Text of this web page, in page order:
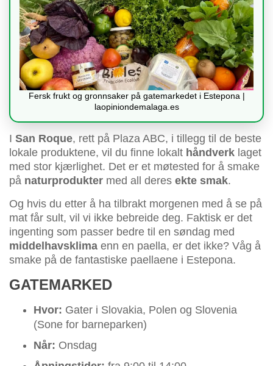
Fersk frukt og gronnsaker på gatemarkedet i Estepona |
laopiniondemalaga.es
I San Roque, rett på Plaza ABC, i tillegg til de beste
lokale produktene, vil du finne lokalt håndverk laget
med stor kjærlighet. Det er et møtested for å smake
på naturprodukter med all deres ekte smak.
Og hvis du etter å ha tilbrakt morgenen med å se på
mat får sult, vil vi ikke bebreide deg. Faktisk er det
ingenting som passer bedre til en søndag med
middelhavsklima enn en paella, er det ikke? Våg å
smake på de fantastiske paellaene i Estepona.
GATEMARKED
Hvor: Gater i Slovakia, Polen og Slovenia
(Sone for barneparken)
Når: Onsdag